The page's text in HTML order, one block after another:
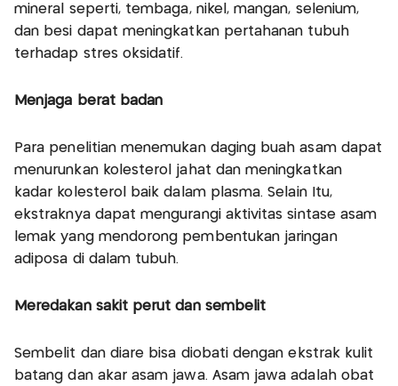
mineral seperti, tembaga, nikel, mangan, selenium,
dan besi dapat meningkatkan pertahanan tubuh
terhadap stres oksidatif.
Menjaga berat badan
Para penelitian menemukan daging buah asam dapat
menurunkan kolesterol jahat dan meningkatkan
kadar kolesterol baik dalam plasma. Selain Itu,
ekstraknya dapat mengurangi aktivitas sintase asam
lemak yang mendorong pembentukan jaringan
adiposa di dalam tubuh.
Meredakan sakit perut dan sembelit
Sembelit dan diare bisa diobati dengan ekstrak kulit
batang dan akar asam jawa. Asam jawa adalah obat